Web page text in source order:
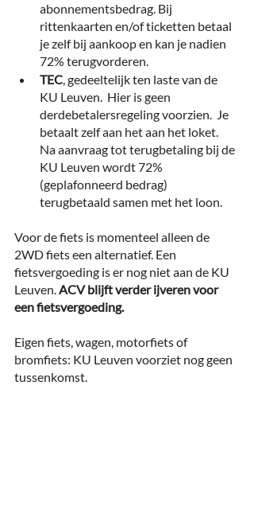
abonnementsbedrag. Bij
rittenkaarten en/of ticketten betaal
je zelf bij aankoop en kan je nadien
72% terugvorderen.
TEC, gedeeltelijk ten laste van de
KU Leuven.  Hier is geen
derdebetalersregeling voorzien.  Je
betaalt zelf aan het aan het loket.
Na aanvraag tot terugbetaling bij de
KU Leuven wordt 72%
(geplafonneerd bedrag)
terugbetaald samen met het loon.
Voor de fiets is momenteel alleen de
2WD fiets een alternatief. Een
fietsvergoeding is er nog niet aan de KU
Leuven. ACV blijft verder ijveren voor
een fietsvergoeding.
Eigen fiets, wagen, motorfiets of
bromfiets: KU Leuven voorziet nog geen
tussenkomst.